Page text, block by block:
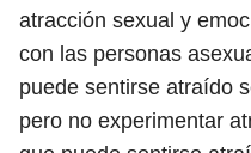
atracción sexual y
con las personas
puede sentirse atraído
pero no experimentar